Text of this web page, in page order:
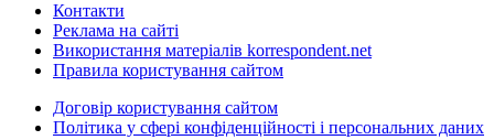
Контакти
Реклама на сайті
Використання матеріалів korrespondent.net
Правила користування сайтом
Договір користування сайтом
Політика у сфері конфіденційності і персональних даних